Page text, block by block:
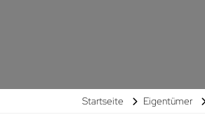
Startseite Eigentümer